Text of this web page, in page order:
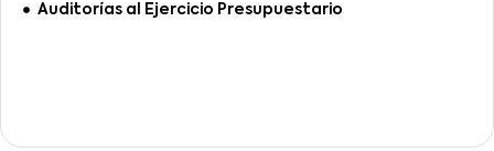
Auditorías al Ejercicio Presupuestario